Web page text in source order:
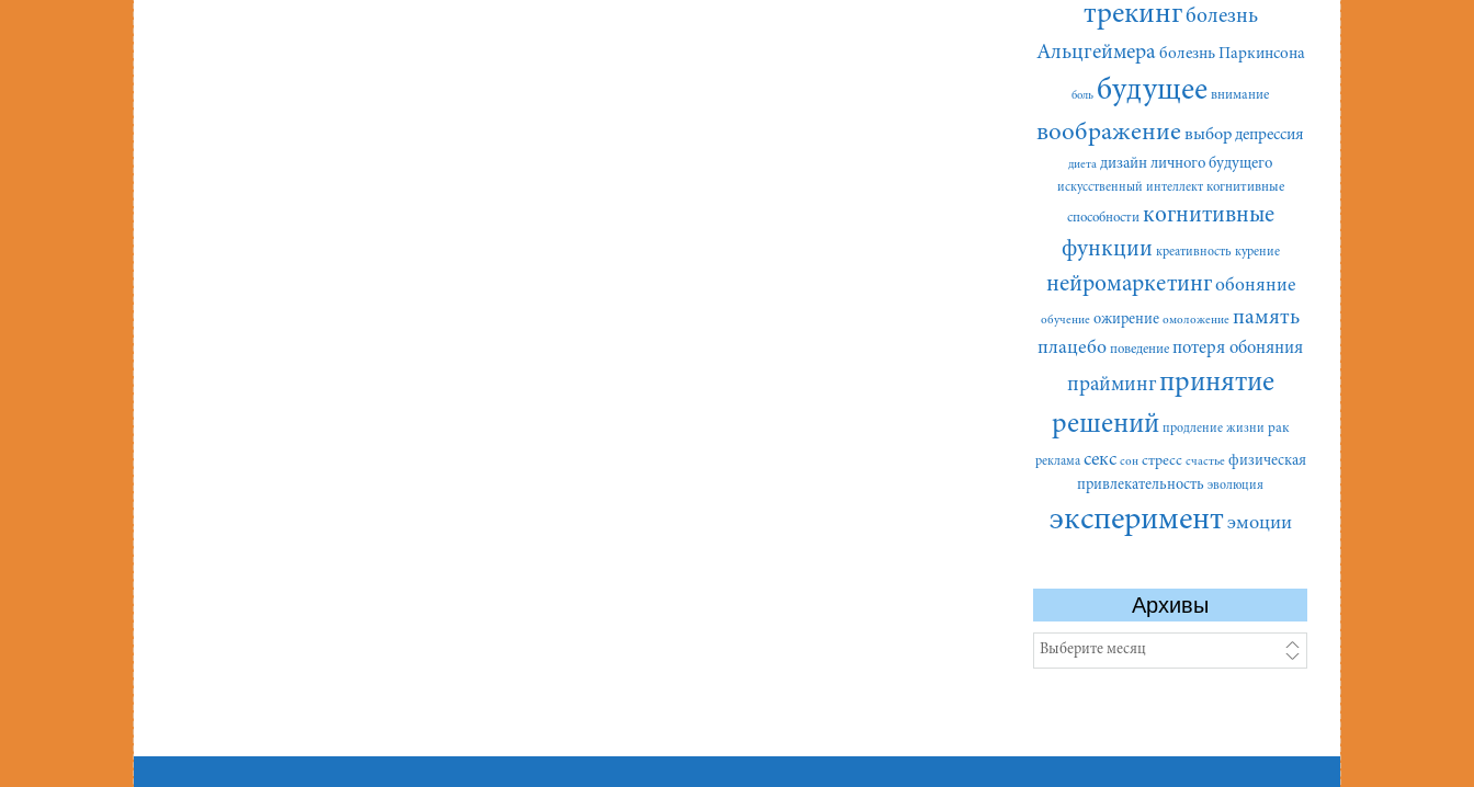
трекингболезнь
Альцгеймера болезнь Паркинсона
боль будущее внимание
воображение выбор депрессия
диета дизайн личного будущего
искусственный интеллект когнитивные
способности когнитивные
функции креативность курение
нейромаркетингобоняние
обучение ожирение омоложение память
плацебо поведение потеря обоняния
праймингпринятие
решений продление жизни рак
реклама секс сон стресс счастье физическая
привлекательность эволюция
экспериментэмоции
Архивы
Архивы